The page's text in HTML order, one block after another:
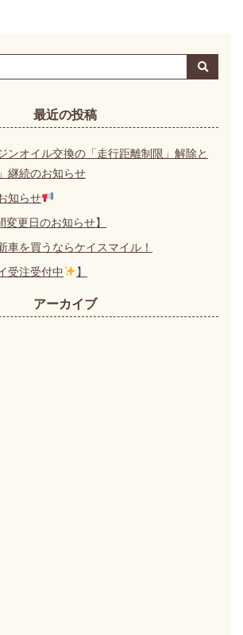
最近の投稿
ンオイル交換の「走行距離制限」解除と
継続のお知らせ
知らせ
変更日のお知らせ】
車を買うならケイスマイル！
受注受付中
】
アーカイブ